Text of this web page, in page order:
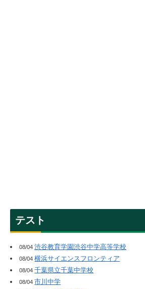
テスト
08/04渋谷教育学園渋谷中学高等学校
08/04横浜サイエンスフロンティア
08/04千葉県立千葉中学校
08/04 市川中学